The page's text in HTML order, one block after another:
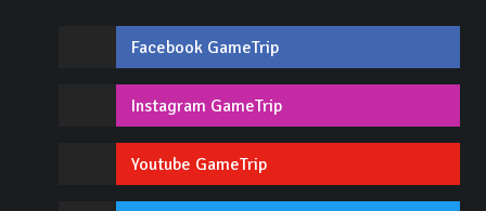
Facebook GameTrip
Instagram GameTrip
Youtube GameTrip